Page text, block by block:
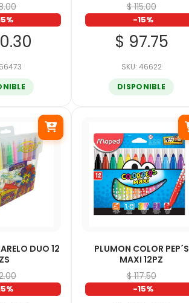
$ 115.00
-15%
$ 97.75
SKU: 46622
DISPONIBLE
DUO 12
PLUMON COLOR PEP´S
MAXI 12PZ
$ 117.50
-15%